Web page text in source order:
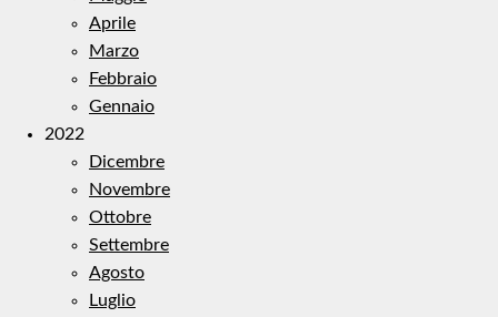
Aprile
Marzo
Febbraio
Gennaio
2022
Dicembre
Novembre
Ottobre
Settembre
Agosto
Luglio